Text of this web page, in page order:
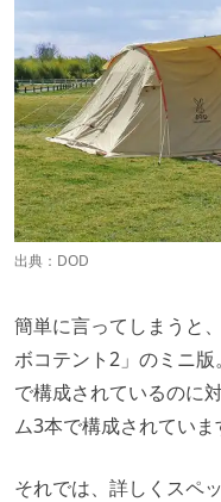
出典： DOD
簡単に言ってしまうと
ボコテント2」のミニ
で構成されているのに
ム3本で構成されていま
それでは、詳しくスペ